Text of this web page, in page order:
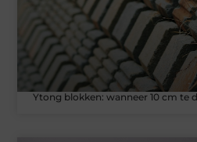
Ytong blokken: wanneer 10 cm te